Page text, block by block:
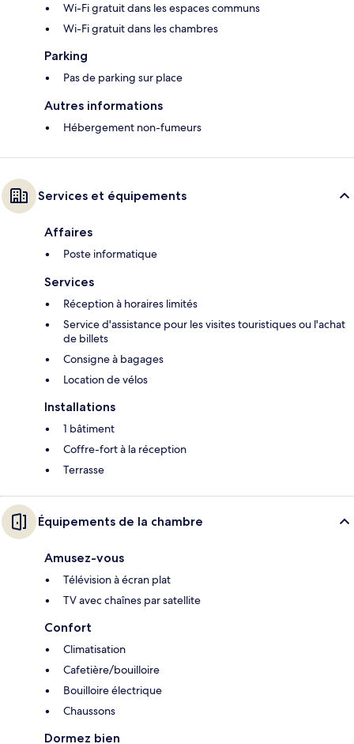
Wi-Fi gratuit dans les espaces communs
Wi-Fi gratuit dans les chambres
Parking
Pas de parking sur place
Autres informations
Hébergement non-fumeurs
Services et équipements
Affaires
Poste informatique
Services
Réception à horaires limités
Service d'assistance pour les visites touristiques ou l'achat
de billets
Consigne à bagages
Location de vélos
Installations
1 bâtiment
Coffre-fort à la réception
Terrasse
Équipements de la chambre
Amusez-vous
Télévision à écran plat
TV avec chaînes par satellite
Confort
Climatisation
Cafetière/bouilloire
Bouilloire électrique
Chaussons
Dormez bien